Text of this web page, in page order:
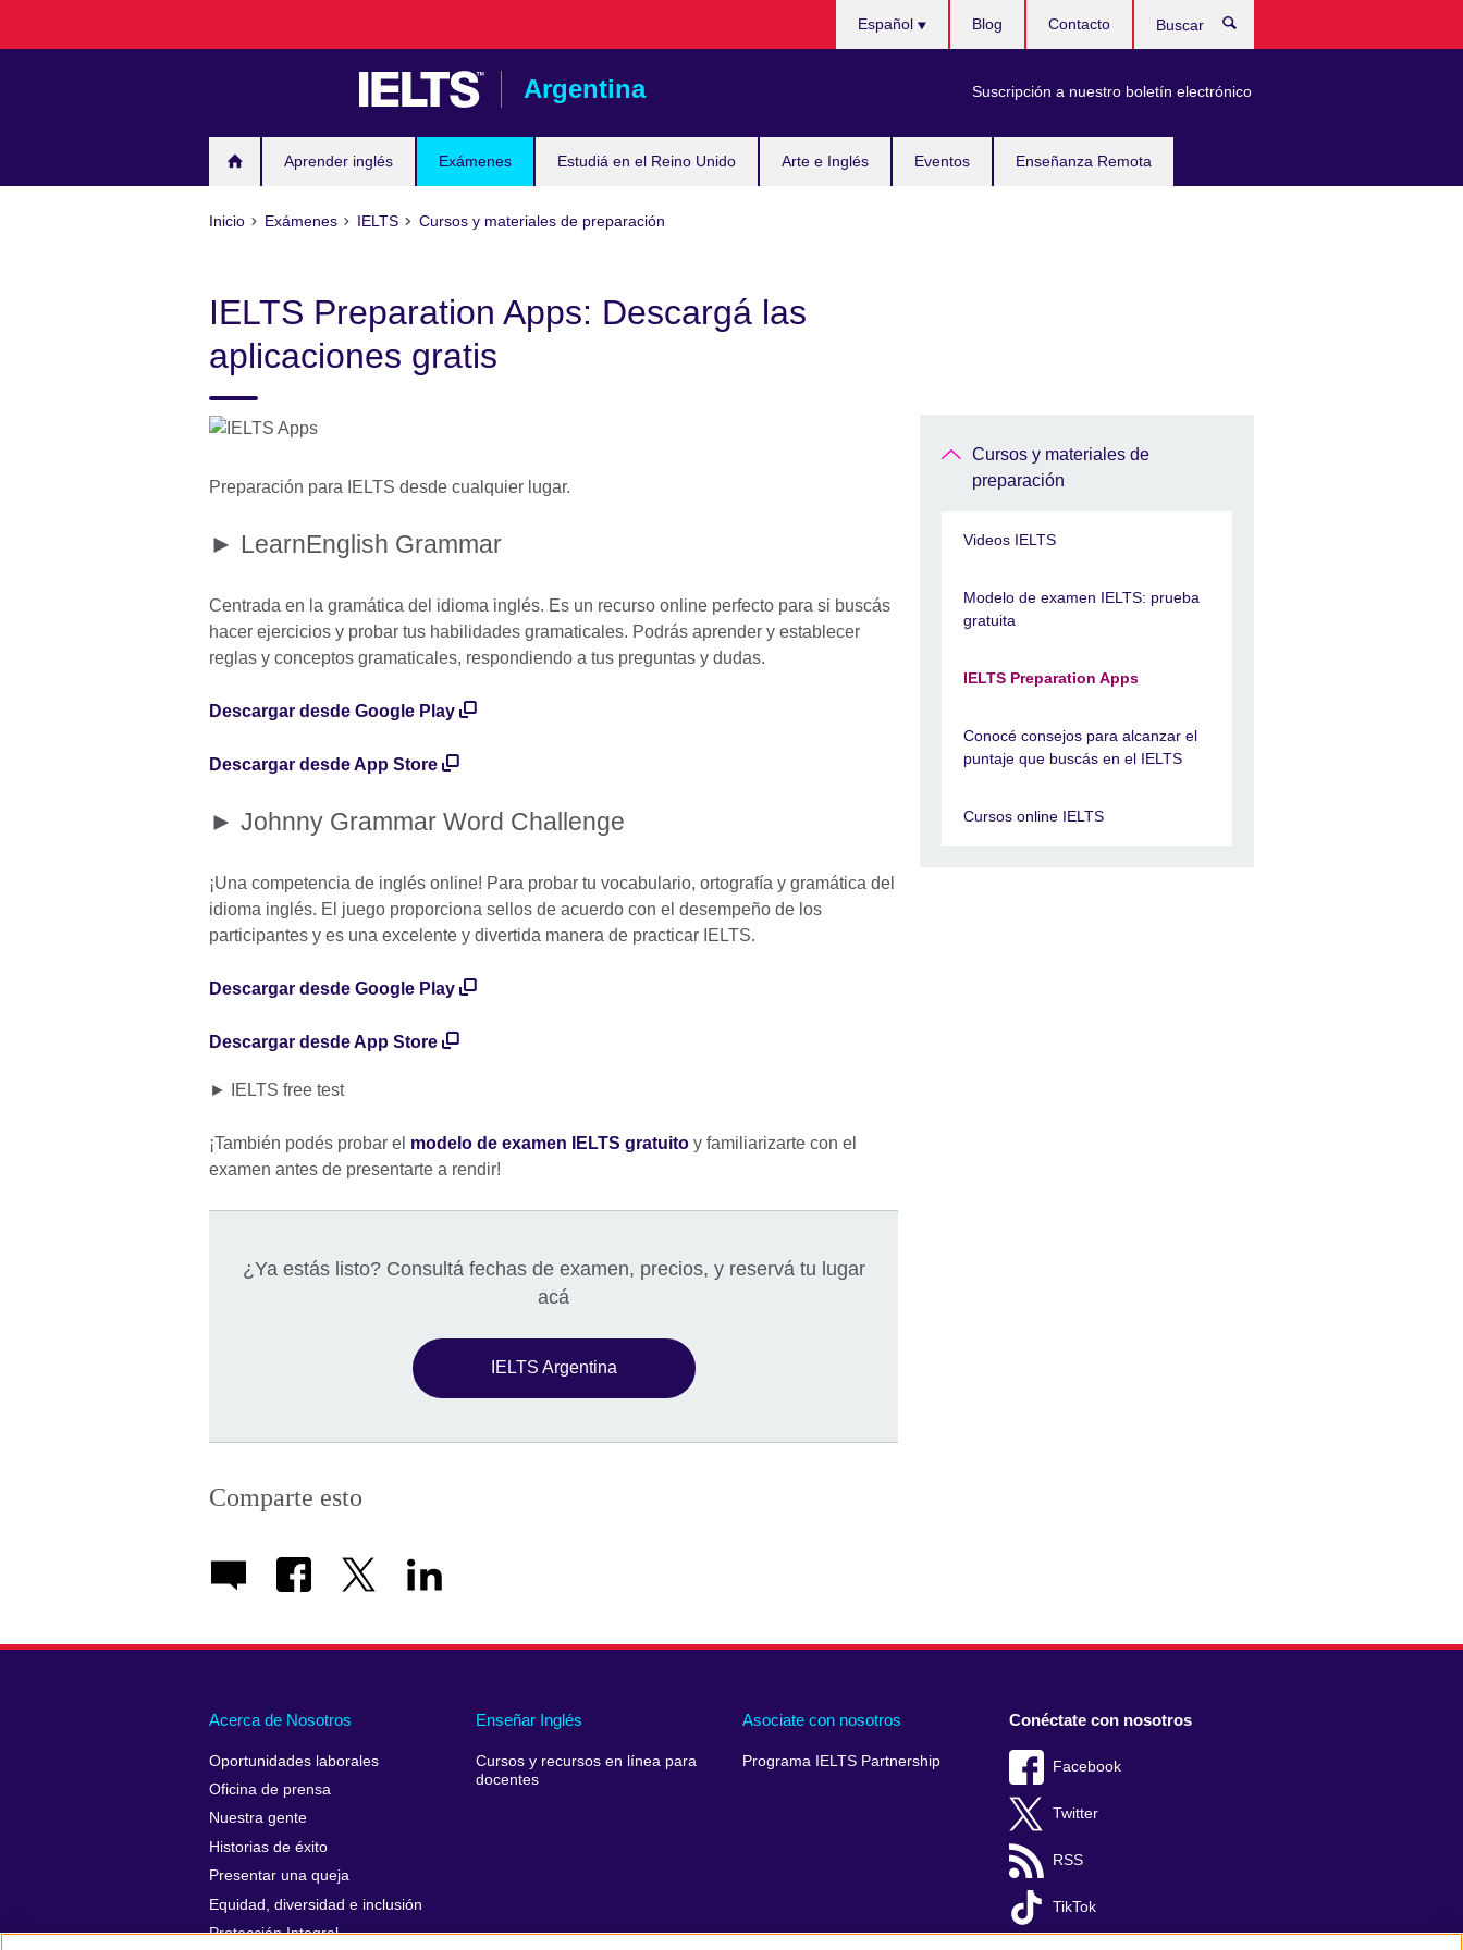
Argentina
Aprender inglés Exámenes Estudiá en el Reino Unido Arte e Inglés Eventos Enseñanza Remota
Español
Suscripción a nuestro boletín electrónico
Blog Contacto
Inicio Exámenes IELTS Cursos y materiales de preparación
IELTS Preparation Apps: Descargá las
aplicaciones gratis
Preparación para IELTS desde cualquier lugar.
► LearnEnglish Grammar
Centrada en la gramática del idioma inglés. Es un recurso online perfecto para si buscás
hacer ejercicios y probar tus habilidades gramaticales. Podrás aprender y establecer
reglas y conceptos gramaticales, respondiendo a tus preguntas y dudas.
Descargar desde Google Play
Descargar desde App Store
► Johnny Grammar Word Challenge
¡Una competencia de inglés online! Para probar tu vocabulario, ortografía y gramática del
idioma inglés. El juego proporciona sellos de acuerdo con el desempeño de los
participantes y es una excelente y divertida manera de practicar IELTS.
Descargar desde Google Play
Descargar desde App Store
► IELTS free test
¡También podés probar el modelo de examen IELTS gratuito y familiarizarte con el
examen antes de presentarte a rendir!
¿Ya estás listo? Consultá fechas de examen, precios, y reservá tu lugar
acá
IELTS Argentina
Comparte esto
Cursos y materiales de
preparación
Videos IELTS
Modelo de examen IELTS: prueba
gratuita
IELTS Preparation Apps
Conocé consejos para alcanzar el
puntaje que buscás en el IELTS
Cursos online IELTS
Acerca de Nosotros
Oportunidades laborales
Oficina de prensa
Nuestra gente
Historias de éxito
Presentar una queja
Equidad, diversidad e inclusión
Protección Integral
Enseñar Inglés
Cursos y recursos en línea para
docentes
Asociate con nosotros
Programa IELTS Partnership
Conéctate con nosotros
Facebook
Twitter
RSS
TikTok